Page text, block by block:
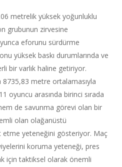
metrelik yüksek yoğunluklu
grubunun zirvesine
eforunu sürdürme
yüksek baskı durumlarında ve
bir varlık haline getiriyor.
metre ortalamasıyla
oyuncu arasında birinci sırada
de savunma görevi olan bir
olan olağanüstü
etme yeteneğini gösteriyor. Maç
koruma yeteneği, pres
için taktiksel olarak önemli